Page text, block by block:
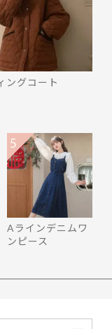
ングコート
Aラインデニムワ
ンピース
5